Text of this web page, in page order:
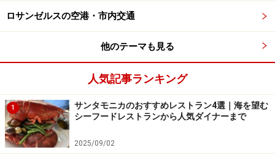
ロサンゼルスの空港・市内交通
他のテーマも見る
人気記事ランキング
1
サンタモニカのおすすめレストラン4選｜海を望む
シーフードレストランから人気ダイナーまで
2025/09/02